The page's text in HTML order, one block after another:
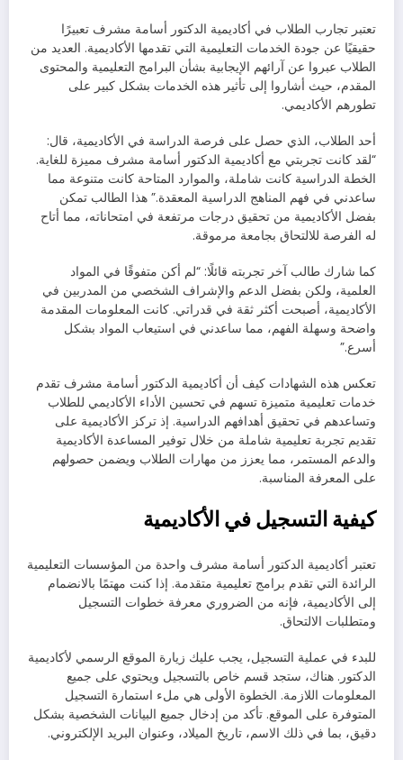
تعتبر تجارب الطلاب في أكاديمية الدكتور أسامة مشرف تعبيرًا
حقيقيًا عن جودة الخدمات التعليمية التي تقدمها الأكاديمية. العديد من
الطلاب عبروا عن آرائهم الإيجابية بشأن البرامج التعليمية والمحتوى
المقدم، حيث أشاروا إلى تأثير هذه الخدمات بشكل كبير على
تطورهم الأكاديمي.
أحد الطلاب، الذي حصل على فرصة الدراسة في الأكاديمية، قال:
“لقد كانت تجربتي مع أكاديمية الدكتور أسامة مشرف مميزة للغاية.
الخطة الدراسية كانت شاملة، والموارد المتاحة كانت متنوعة مما
ساعدني في فهم المناهج الدراسية المعقدة.” هذا الطالب تمكن
بفضل الأكاديمية من تحقيق درجات مرتفعة في امتحاناته، مما أتاح
له الفرصة للالتحاق بجامعة مرموقة.
كما شارك طالب آخر تجربته قائلًا: “لم أكن متفوقًا في المواد
العلمية، ولكن بفضل الدعم والإشراف الشخصي من المدربين في
الأكاديمية، أصبحت أكثر ثقة في قدراتي. كانت المعلومات المقدمة
واضحة وسهلة الفهم، مما ساعدني في استيعاب المواد بشكل
أسرع.”
تعكس هذه الشهادات كيف أن أكاديمية الدكتور أسامة مشرف تقدم
خدمات تعليمية متميزة تسهم في تحسين الأداء الأكاديمي للطلاب
وتساعدهم في تحقيق أهدافهم الدراسية. إذ تركز الأكاديمية على
تقديم تجربة تعليمية شاملة من خلال توفير المساعدة الأكاديمية
والدعم المستمر، مما يعزز من مهارات الطلاب ويضمن حصولهم
على المعرفة المناسبة.
كيفية التسجيل في الأكاديمية
تعتبر أكاديمية الدكتور أسامة مشرف واحدة من المؤسسات التعليمية
الرائدة التي تقدم برامج تعليمية متقدمة. إذا كنت مهتمًا بالانضمام
إلى الأكاديمية، فإنه من الضروري معرفة خطوات التسجيل
ومتطلبات الالتحاق.
للبدء في عملية التسجيل، يجب عليك زيارة الموقع الرسمي لأكاديمية
الدكتور. هناك، ستجد قسم خاص بالتسجيل ويحتوي على جميع
المعلومات اللازمة. الخطوة الأولى هي ملء استمارة التسجيل
المتوفرة على الموقع. تأكد من إدخال جميع البيانات الشخصية بشكل
دقيق، بما في ذلك الاسم، تاريخ الميلاد، وعنوان البريد الإلكتروني.